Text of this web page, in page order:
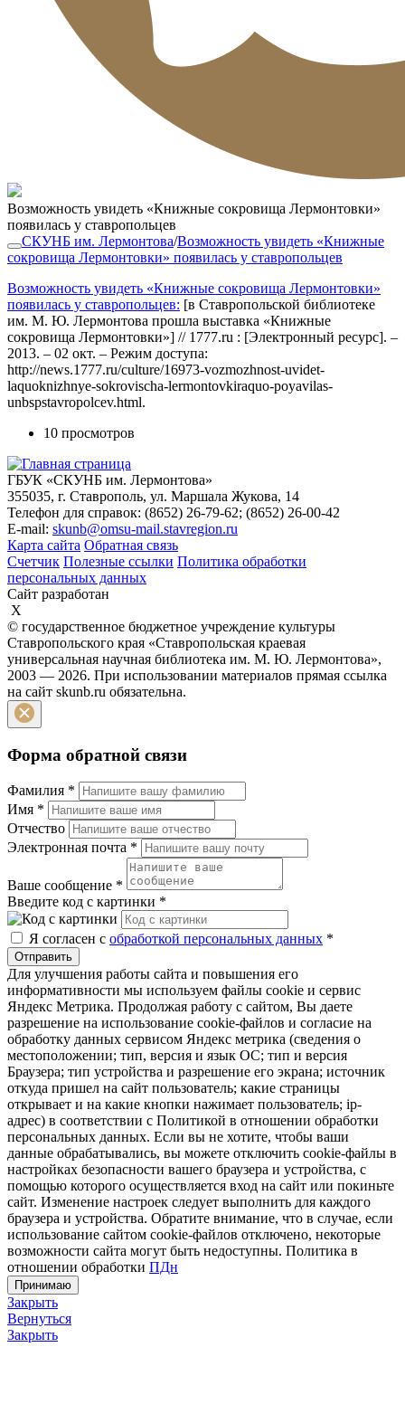
Возможность увидеть «Книжные сокровища Лермонтовки»
появилась у ставропольцев
СКУНБ им. Лермонтова/Возможность увидеть «Книжные
сокровища Лермонтовки» появилась у ставропольцев
Возможность увидеть «Книжные сокровища Лермонтовки»
появилась у ставропольцев: [в Ставропольской библиотеке
им. М. Ю. Лермонтова прошла выставка «Книжные
сокровища Лермонтовки»] // 1777.ru : [Электронный ресурс]. –
2013. – 02 окт. – Режим доступа:
http://news.1777.ru/culture/16973-vozmozhnost-uvidet-
laquoknizhnye-sokrovischa-lermontovkiraquo-poyavilas-
unbspstavropolcev.html.
10 просмотров
ГБУК «СКУНБ им. Лермонтова»
355035, г. Ставрополь, ул. Маршала Жукова, 14
Телефон для справок: (8652) 26-79-62; (8652) 26-00-42
E-mail: skunb@omsu-mail.stavregion.ru
Карта сайта Обратная связь
Счетчик Полезные ссылки Политика обработки
персональных данных
Сайт разработан
X
© государственное бюджетное учреждение культуры
Ставропольского края «Ставропольская краевая
универсальная научная библиотека им. М. Ю. Лермонтова»,
2003 — 2026. При использовании материалов прямая ссылка
на сайт skunb.ru обязательна.
Форма обратной связи
Фамилия *
Имя *
Отчество
Электронная почта *
Ваше сообщение *
Введите код с картинки *
Я согласен с обработкой персональных данных *
Отправить
Для улучшения работы сайта и повышения его
информативности мы используем файлы cookie и сервис
Яндекс Метрика. Продолжая работу с сайтом, Вы даете
разрешение на использование cookie-файлов и согласие на
обработку данных сервисом Яндекс метрика (сведения о
местоположении; тип, версия и язык ОС; тип и версия
Браузера; тип устройства и разрешение его экрана; источник
откуда пришел на сайт пользователь; какие страницы
открывает и на какие кнопки нажимает пользователь; ip-
адрес) в соответствии с Политикой в отношении обработки
персональных данных. Если вы не хотите, чтобы ваши
данные обрабатывались, вы можете отключить cookie-файлы в
настройках безопасности вашего браузера и устройства, с
помощью которого осуществляется вход на сайт или покиньте
сайт. Изменение настроек следует выполнить для каждого
браузера и устройства. Обратите внимание, что в случае, если
использование сайтом cookie-файлов отключено, некоторые
возможности сайта могут быть недоступны. Политика в
отношении обработки ПДн
Принимаю
Закрыть
Вернуться
Закрыть